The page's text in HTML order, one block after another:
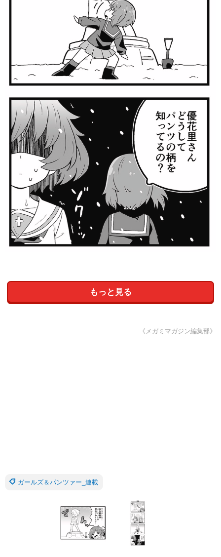
もっと見る
《メガミマガジン編集部》
ガールズ＆パンツァー_連載